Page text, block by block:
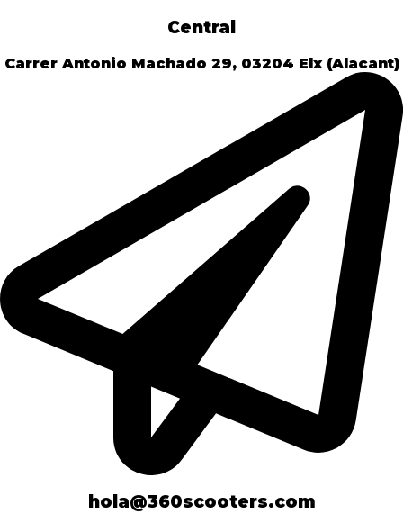
Central
Carrer Antonio Machado 29, 03204 Elx (Alacant)
hola@360scooters.com